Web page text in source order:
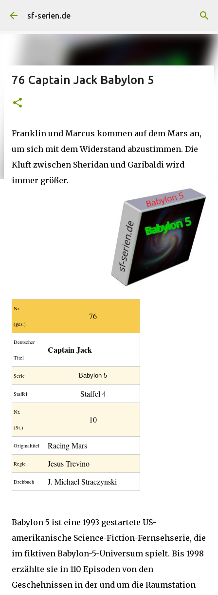
Direkt zum Hauptbereich
sf-serien.de
76 Captain Jack Babylon 5
Franklin und Marcus kommen auf dem Mars an,
um sich mit dem Widerstand abzustimmen. Die
Kluft zwischen Sheridan und Garibaldi wird
immer größer.
Nr.
(ges.)
76
Deutscher
Titel
Captain Jack
Serie Babylon 5
Staffel Staffel 4
Nr.
(St.)
10
Original­titel Racing Mars
Regie Jesus Trevino
Drehbuch J. Michael Straczynski
Babylon 5 ist eine 1993 gestartete US-
amerikanische Science-Fiction-Fernsehserie, die
im fiktiven Babylon-5-Universum spielt. Bis 1998
erzählte sie in 110 Episoden von den
Geschehnissen in der und um die Raumstation